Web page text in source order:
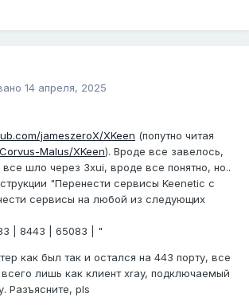
14 апреля, 2025
jameszeroX/XKeen (попутно читая
Malus/XKeen). Вроде все завелось,
шло через 3xui, вроде все понятно, но..
"Перенести сервисы Keenetic с
сервисы на любой из следующих
| 8443 | 65083 | "
как был так и остался на 443 порту, все
лишь как клиент xray, подключаемый
Разъясните, pls